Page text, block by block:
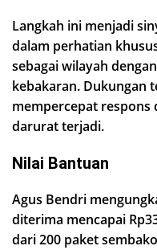
Langkah ini menjadi
dalam perhatian
sebagai wilayah
kebakaran. Dukungan
mempercepat respons
darurat terjadi.
Nilai Bantuan
Agus Bendri
diterima mencapai
dari 200 paket